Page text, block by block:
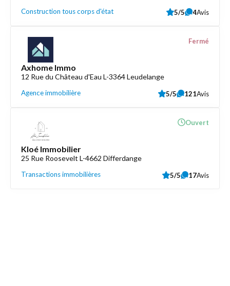
Construction tous corps d'état 5/5 4Avis
Axhome Immo
12 Rue du Château d'Eau L-3364 Leudelange
Agence immobilière
Fermé
5/5 121Avis
Kloé Immobilier
25 Rue Roosevelt L-4662 Differdange
Transactions immobilières
Ouvert
5/5 17Avis